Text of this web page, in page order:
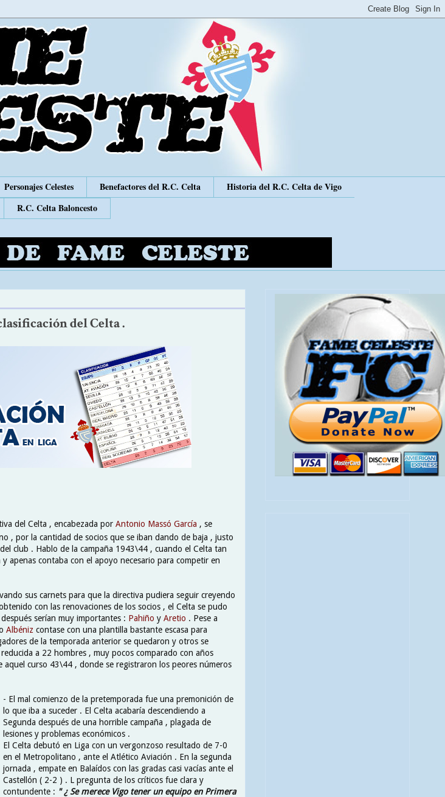
Personajes Celestes Benefactores del R.C. Celta
Historia del R.C. Celta de Vigo
R.C. Celta Baloncesto
del Celta .
del Celta , encabezada por Antonio Massó García , se
, por la cantidad de socios que se iban dando de baja , justo
club . Hablo de la campaña 1943\44 , cuando el Celta tan
apenas contaba con el apoyo necesario para competir en
sus carnets para que la directiva pudiera seguir creyendo
con las renovaciones de los socios , el Celta se pudo
serían muy importantes : Pahiño y Aretio . Pese a
Albéniz contase con una plantilla bastante escasa para
de la temporada anterior se quedaron y otros se
a 22 hombres , muy pocos comparado con años
curso 43\44 , donde se registraron los peores números
- El mal comienzo de la pretemporada fue una premonición de
lo que iba a suceder . El Celta acabaría descendiendo a
Segunda después de una horrible campaña , plagada de
lesiones y problemas económicos .
El Celta debutó en Liga con un vergonzoso resultado de 7-0
en el Metropolitano , ante el Atlético Aviación . En la segunda
jornada , empate en Balaídos con las gradas casi vacías ante el
Castellón ( 2-2 ) . L pregunta de los críticos fue clara y
contundente : " ¿ Se merece Vigo tener un equipo en Primera